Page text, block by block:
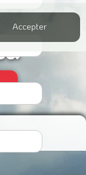
Accepter